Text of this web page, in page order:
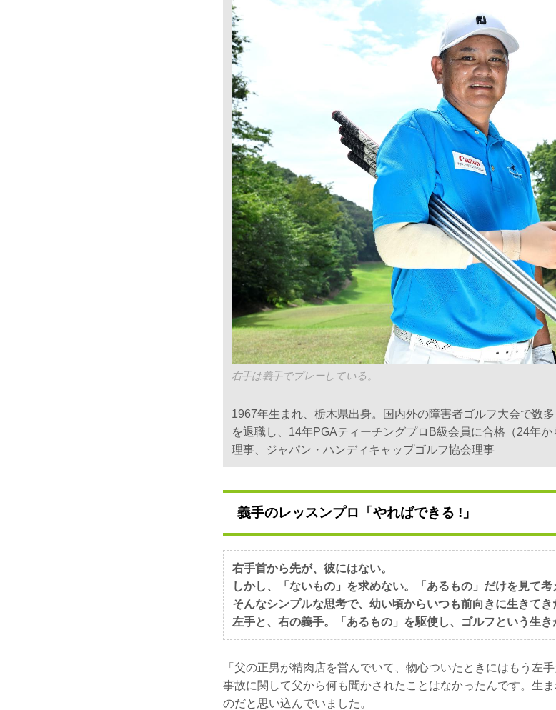
右手は義手でプレーしている。
1967年生まれ、栃木県出身。国内外の障害者ゴルフ大会で数
を退職し、14年PGAティーチングプロB級会員に合格（24年
理事、ジャパン・ハンディキャップゴルフ協会理事
義手のレッスンプロ「やればできる !」
右手首から先が、彼にはない。
しかし、「ないもの」を求めない。「あるもの」だけを見て考
そんなシンプルな思考で、幼い頃からいつも前向きに生きてき
左手と、右の義手。「あるもの」を駆使し、ゴルフという生き
「父の正男が精肉店を営んでいて、物心ついたときにはもう左
事故に関して父から何も聞かされたことはなかったんです。生
のだと思い込んでいました。